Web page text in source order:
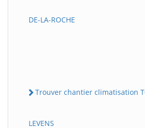
DE-LA-ROCHE
Trouver chantier climatisation
LEVENS